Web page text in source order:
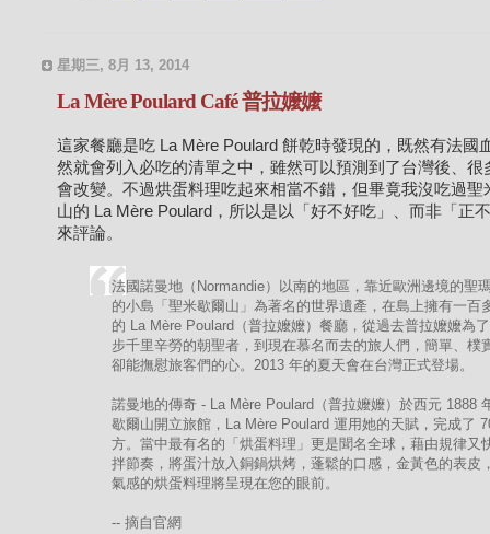
星期三, 8月 13, 2014
La Mère Poulard Café 普拉嬤嬤
這家餐廳是吃 La Mère Poulard 餅乾時發現的，既然有法國
然就會列入必吃的清單之中，雖然可以預測到了台灣後、很
會改變。不過烘蛋料理吃起來相當不錯，但畢竟我沒吃過聖
山的 La Mère Poulard，所以是以「好不好吃」、而非「正
來評論。
法國諾曼地（Normandie）以南的地區，靠近歐洲邊境的聖
的小島「聖米歇爾山」為著名的世界遺產，在島上擁有一百
的 La Mère Poulard（普拉嬤嬤）餐廳，從過去普拉嬤嬤為
步千里辛勞的朝聖者，到現在慕名而去的旅人們，簡單、樸
卻能撫慰旅客們的心。2013 年的夏天會在台灣正式登場。
諾曼地的傳奇 - La Mère Poulard（普拉嬤嬤）於西元 1888
歇爾山開立旅館，La Mère Poulard 運用她的天賦，完成了
方。當中最有名的「烘蛋料理」更是聞名全球，藉由規律又
拌節奏，將蛋汁放入銅鍋烘烤，蓬鬆的口感，金黃色的表皮
氣感的烘蛋料理將呈現在您的眼前。
-- 摘自官網